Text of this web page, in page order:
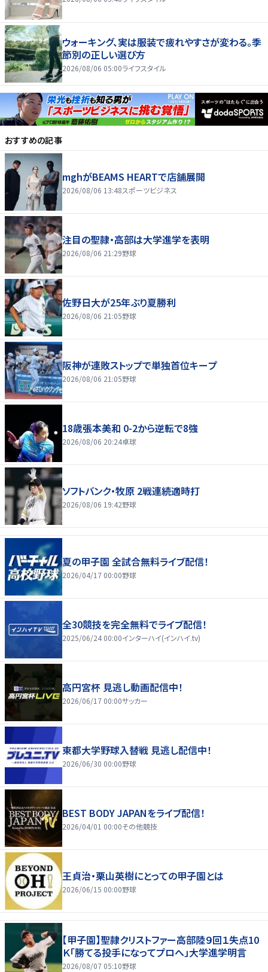
ウォーキング、実は服装で疲れやすさが変わる。季
節別の正しい選び方
2026/08/06 05:00ライフスタイル
おすすめの記事
mghがBEAMS HEARTで店舗展開
2026/08/06 13:48スポーツビジネス
注目の聖隷・高部は大学進学を表明
2026/08/06 21:29野球
佐野日大が25年ぶり夏勝利
2026/08/06 21:05野球
阪神が連敗ストップで単独首位キープ
2026/08/06 21:05野球
18歳張本美和 0-2から逆転で8強
2026/08/06 20:24卓球
ソフトバンク・牧原 2戦連続適時打
2026/08/06 19:42野球
夏の甲子園 全試合無料ライブ配信！
2026/04/17 00:00野球
全30競技を完全無料でライブ配信！
2025/06/24 00:00インターハイ(インハイ.tv)
高円宮杯 見逃し動画配信中！
2026/06/17 00:00サッカー
東都大学野球入替戦 見逃し配信中！
2026/06/30 00:00野球
BEST BODY JAPANをライブ配信！
2026/04/01 00:00その他競技
王貞治・栗山英樹にとっての甲子園とは
2026/06/15 00:00野球
【甲子園】聖隷クリストファー高部陸９回１失点10
Ｋ「勝てる投手になってプロへ」大学進学明言
2026/08/07 05:10野球